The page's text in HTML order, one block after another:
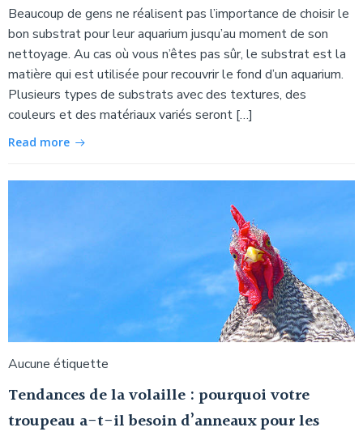
Beaucoup de gens ne réalisent pas l’importance de choisir le
bon substrat pour leur aquarium jusqu’au moment de son
nettoyage. Au cas où vous n’êtes pas sûr, le substrat est la
matière qui est utilisée pour recouvrir le fond d’un aquarium.
Plusieurs types de substrats avec des textures, des
couleurs et des matériaux variés seront […]
Read more
Aucune étiquette
Tendances de la volaille : pourquoi votre
troupeau a-t-il besoin d’anneaux pour les